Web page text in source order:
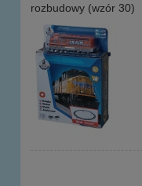
rozbudowy (wzór 30)